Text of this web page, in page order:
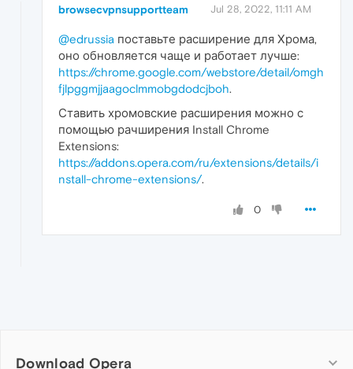
browsecvpnsupportteam Jul 28, 2022, 11:11 AM
@edrussia поставьте расширение для Хрома,
оно обновляется чаще и работает лучше:
https://chrome.google.com/webstore/detail/omgh
fjlpggmjjaagoclmmobgdodcjboh.
Ставить хромовские расширения можно с
помощью рачширения Install Chrome
Extensions:
https://addons.opera.com/ru/extensions/details/i
nstall-chrome-extensions/.
0
Download Opera